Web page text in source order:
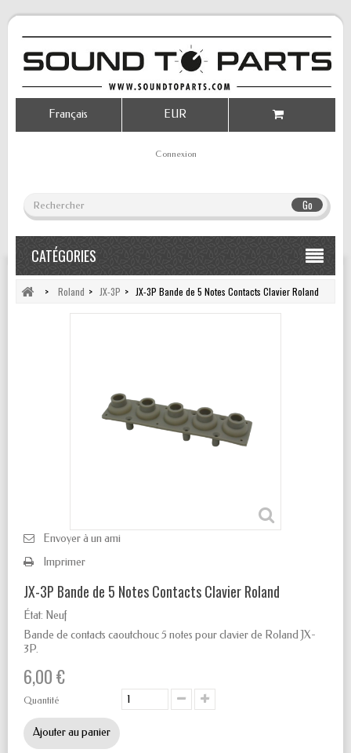
Go
Connexion
EUR
Français
CATÉGORIES
> Roland > JX-3P > JX-3P Bande de 5 Notes Contacts Clavier Roland
Envoyer à un ami
Imprimer
JX-3P Bande de 5 Notes Contacts Clavier Roland
État: Neuf
Bande de contacts caoutchouc 5 notes pour clavier de Roland JX-
3P.
6,00 €
Quantité
Ajouter au panier